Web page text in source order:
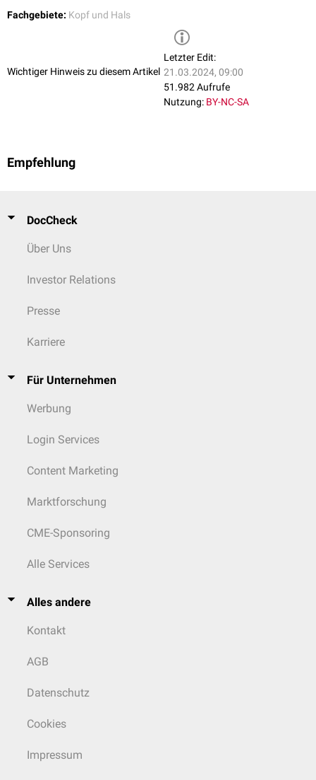
Fachgebiete: Kopf und Hals
Wichtiger Hinweis zu diesem Artikel
Letzter Edit:
21.03.2024, 09:00
51.982 Aufrufe
Nutzung: BY-NC-SA
Empfehlung
DocCheck
Über Uns
Investor Relations
Presse
Karriere
Für Unternehmen
Werbung
Login Services
Content Marketing
Marktforschung
CME-Sponsoring
Alle Services
Alles andere
Kontakt
AGB
Datenschutz
Cookies
Impressum